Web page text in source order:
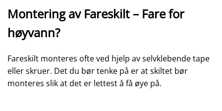
Montering av Fareskilt – Fare for
høyvann?
Fareskilt monteres ofte ved hjelp av selvklebende tape
eller skruer. Det du bør tenke på er at skiltet bør
monteres slik at det er lettest å få øye på.